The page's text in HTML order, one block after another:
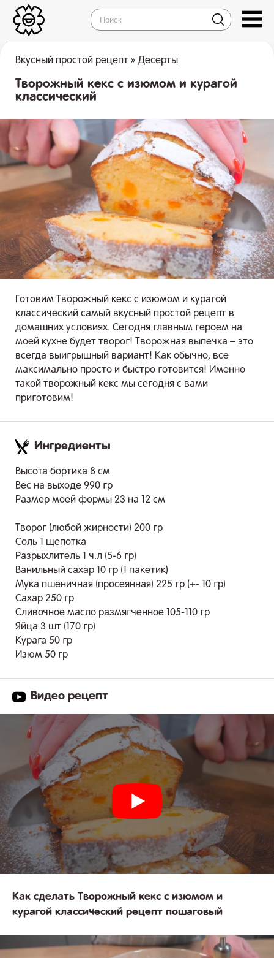
Вкусный простой рецепт » Десерты
Творожный кекс с изюмом и курагой
классический
Готовим Творожный кекс с изюмом и курагой
классический самый вкусный простой рецепт в
домашних условиях. Сегодня главным героем на
моей кухне будет творог! Творожная выпечка – это
всегда выигрышный вариант! Как обычно, все
максимально просто и быстро готовится! Именно
такой творожный кекс мы сегодня с вами
приготовим!
Ингредиенты
Высота бортика 8 см
Вес на выходе 990 гр
Размер моей формы 23 на 12 см
Творог (любой жирности) 200 гр
Соль 1 щепотка
Разрыхлитель 1 ч.л (5-6 гр)
Ванильный сахар 10 гр (1 пакетик)
Мука пшеничная (просеянная) 225 гр (+- 10 гр)
Сахар 250 гр
Сливочное масло размягченное 105-110 гр
Яйца 3 шт (170 гр)
Курага 50 гр
Изюм 50 гр
Видео рецепт
Как сделать Творожный кекс с изюмом и
курагой классический рецепт пошаговый